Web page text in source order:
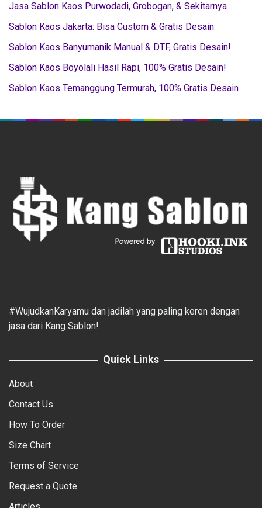
Jasa Sablon Kaos Purwodadi, Grobogan, & Sekitarnya
Sablon Kaos Jakarta: Bisa Custom & Gratis Desain
Sablon Kaos Banyumanik Manual & DTF, Gratis Desain!
Sablon Kaos Boyolali Hasil Rapi, 100% Gratis Desain!
Sablon Kaos Temanggung Termurah, 100% Gratis Desain
#WujudkanKaryamu dan jadilah yang paling keren dengan
jasa dari Kang Sablon!
Quick Links
About
Contact Us
How To Order
Size Chart
Terms of Service
Request a Quote